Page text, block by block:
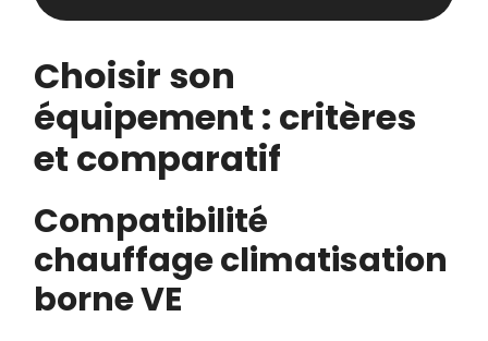
Choisir son
équipement : critères
et comparatif
Compatibilité
chauffage climatisation
borne VE